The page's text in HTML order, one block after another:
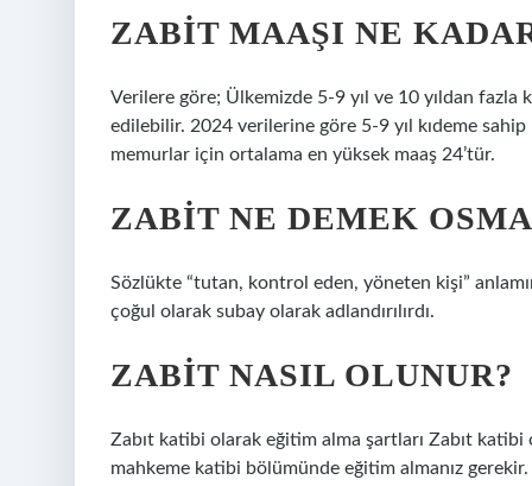
ZABIT MAAŞI NE
Verilere göre; Ülkemizde 5-9 yıl ve 10 yıldan
edilebilir. 2024 verilerine göre 5-9 yıl kıdeme
memurlar için ortalama en yüksek maaş 24’tür.
ZABIT NE DEMEK
Sözlükte “tutan, kontrol eden, yöneten kişi”
çoğul olarak subay olarak adlandırılırdı.
ZABIT NASIL OLUNUR?
Zabıt katibi olarak eğitim alma şartları Zabıt katibi
mahkeme katibi bölümünde eğitim almanız